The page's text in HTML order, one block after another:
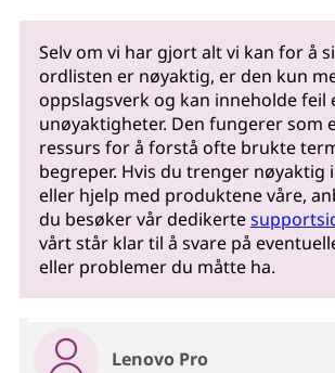
Selv om vi har gjort alt vi kan for å
ordlisten er nøyaktig, er den kun
oppslagsverk og kan inneholde feil
unøyaktigheter. Den fungerer som
ressurs for å forstå ofte brukte
begreper. Hvis du trenger nøyaktig
eller hjelp med produktene våre,
du besøker vår dedikerte
vårt står klar til å svare på
eller problemer du måtte ha.
Lenovo Pro